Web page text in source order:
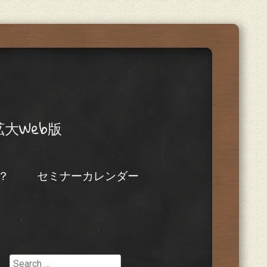
Web版
セミナーカレンダー
Search